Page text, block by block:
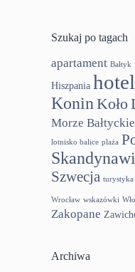
Szukaj po tagach
apartament Bałtyk
Hiszpania hotel
Konin Koło
Morze Bałtyckie
lotnisko balice plaża
Szwecja turystyka
Wrocław wskazówki
Zakopane
Archiwa